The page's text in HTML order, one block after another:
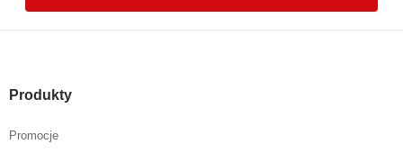
Produkty
Promocje